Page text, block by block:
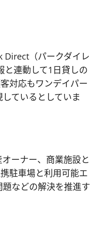
Direct（パークダイレ
と連動して1日貸しの
対応もワンデイパー
ているとしていま
ーナー、商業施設と
駐車場と利用可能エ
などの解決を推進す